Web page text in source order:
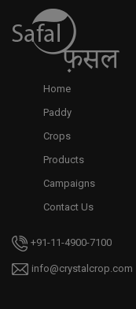
Home
Paddy
Crops
Products
Campaigns
Contact Us
+91-11-4900-7100
info@crystalcrop.com